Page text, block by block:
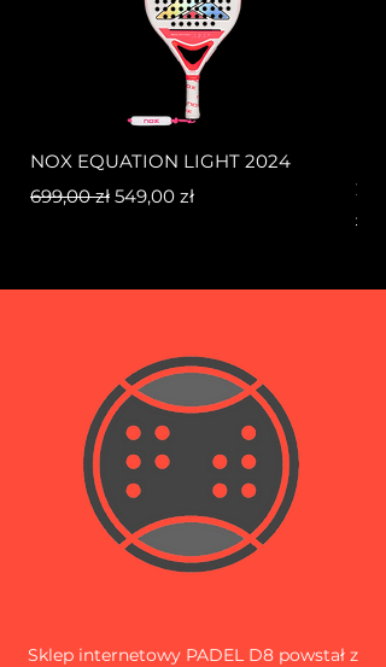
NOX EQUATION LIGHT 2024
Regularna cena
699,00 zł Cena rabatowa
549,00 zł
Sklep internetowy PADEL D8 powstał z